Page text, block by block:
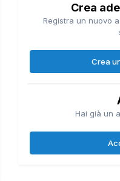
Crea
Registra un nuovo
Crea
Hai già un